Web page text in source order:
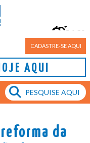
CADASTRE-SE AQUI
AQUI
Porto Alegre
16°
da